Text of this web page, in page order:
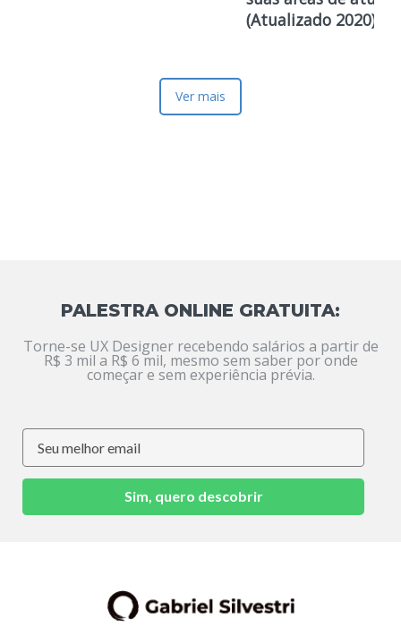
(Atualizado 2020)
Ver mais
PALESTRA ONLINE GRATUITA:
Torne-se UX Designer recebendo salários a partir de
R$ 3 mil a R$ 6 mil, mesmo sem saber por onde
começar e sem experiência prévia.
Sim, quero descobrir